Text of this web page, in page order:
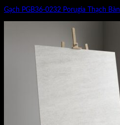
Gạch PGB36-0232 Porugia Thạch Bàn